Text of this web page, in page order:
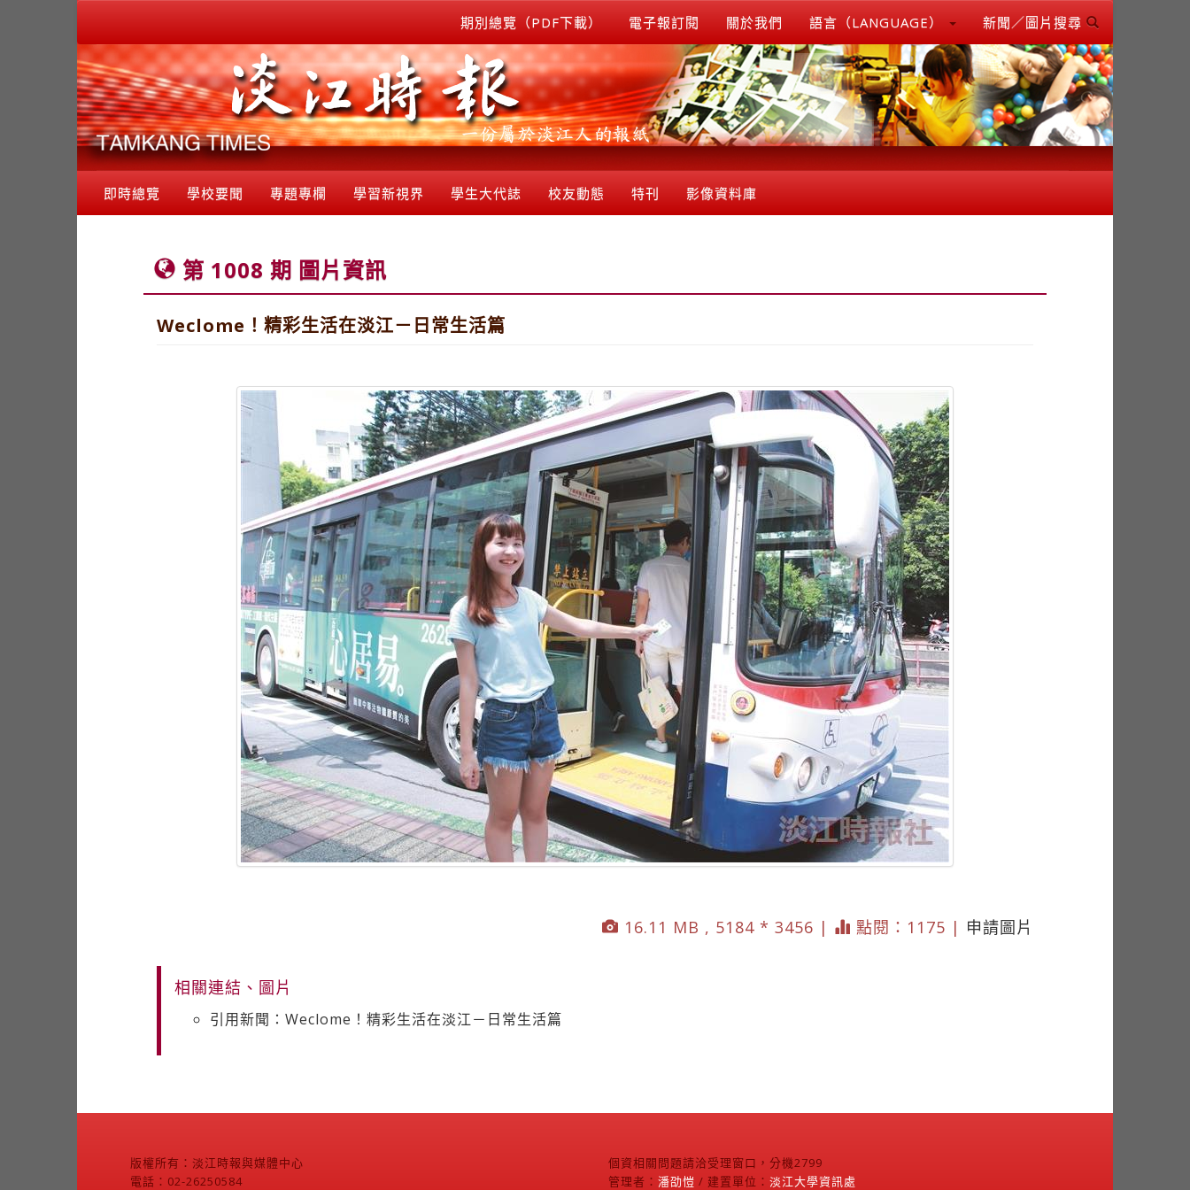
期別總覽（PDF下載） 電子報訂閱 關於我們 語言（LANGUAGE） 新聞／圖片搜尋
即時總覽 學校要聞 專題專欄 學習新視界 學生大代誌 校友動態 特刊 影像資料庫
第 1008 期 圖片資訊
Weclome！精彩生活在淡江－日常生活篇
16.11 MB , 5184 * 3456 | 點閱：1175 | 申請圖片
相關連結、圖片
引用新聞：Weclome！精彩生活在淡江－日常生活篇
版權所有：淡江時報與媒體中心
電話：02-26250584
個資相關問題請洽受理窗口，分機2799
管理者： 潘劭愷 / 建置單位： 淡江大學資訊處